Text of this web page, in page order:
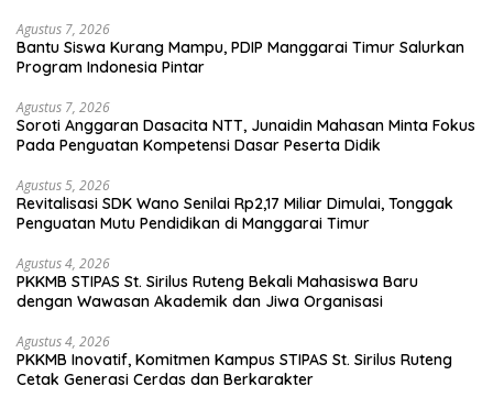
Agustus 7, 2026
Bantu Siswa Kurang Mampu, PDIP Manggarai Timur Salurkan
Program Indonesia Pintar
Agustus 7, 2026
Soroti Anggaran Dasacita NTT, Junaidin Mahasan Minta Fokus
Pada Penguatan Kompetensi Dasar Peserta Didik
Agustus 5, 2026
Revitalisasi SDK Wano Senilai Rp2,17 Miliar Dimulai, Tonggak
Penguatan Mutu Pendidikan di Manggarai Timur
Agustus 4, 2026
PKKMB STIPAS St. Sirilus Ruteng Bekali Mahasiswa Baru
dengan Wawasan Akademik dan Jiwa Organisasi
Agustus 4, 2026
PKKMB Inovatif, Komitmen Kampus STIPAS St. Sirilus Ruteng
Cetak Generasi Cerdas dan Berkarakter